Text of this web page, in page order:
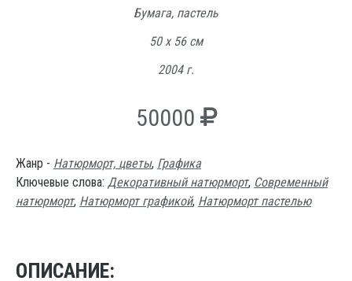
Бумага, пастель
50 х 56 см
2004 г.
50000
Жанр - Натюрморт, цветы, Графика
Ключевые слова: Декоративный натюрморт, Современный
натюрморт, Натюрморт графикой, Натюрморт пастелью
ОПИСАНИЕ: